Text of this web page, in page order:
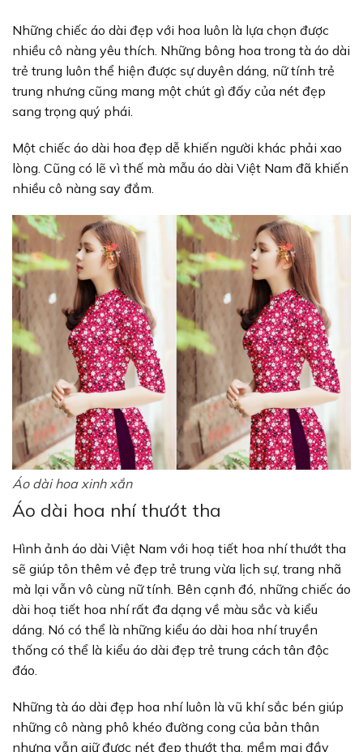
Những chiếc áo dài đẹp với hoa luôn là lựa chọn được
nhiều cô nàng yêu thích. Những bông hoa trong tà áo dài
trẻ trung luôn thể hiện được sự duyên dáng, nữ tính trẻ
trung nhưng cũng mang một chút gì đấy của nét đẹp
sang trọng quý phái.
Một chiếc áo dài hoa đẹp dễ khiến người khác phải xao
lòng. Cũng có lẽ vì thế mà mẫu áo dài Việt Nam đã khiến
nhiều cô nàng say đắm.
Áo dài hoa xinh xắn
Áo dài hoa nhí thướt tha
Hình ảnh áo dài Việt Nam với hoạ tiết hoa nhí thướt tha
sẽ giúp tôn thêm vẻ đẹp trẻ trung vừa lịch sự, trang nhã
mà lại vẫn vô cùng nữ tính. Bên cạnh đó, những chiếc áo
dài hoạ tiết hoa nhí rất đa dạng về màu sắc và kiểu
dáng. Nó có thể là những kiểu áo dài hoa nhí truyền
thống có thể là kiểu áo dài đẹp trẻ trung cách tân độc
đáo.
Những tà áo dài đẹp hoa nhí luôn là vũ khí sắc bén giúp
những cô nàng phô khéo đường cong của bản thân
nhưng vẫn giữ được nét đẹp thướt tha, mềm mại đầy